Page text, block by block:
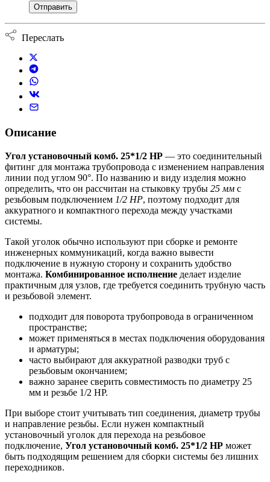
Переслать
Описание
Угол установочный комб. 25*1/2 НР — это соединительный
фитинг для монтажа трубопровода с изменением направления
линии под углом 90°. По названию и виду изделия можно
определить, что он рассчитан на стыковку трубы 25 мм с
резьбовым подключением 1/2 НР, поэтому подходит для
аккуратного и компактного перехода между участками
системы.
Такой уголок обычно используют при сборке и ремонте
инженерных коммуникаций, когда важно вывести
подключение в нужную сторону и сохранить удобство
монтажа. Комбинированное исполнение делает изделие
практичным для узлов, где требуется соединить трубную часть
и резьбовой элемент.
подходит для поворота трубопровода в ограниченном
пространстве;
может применяться в местах подключения оборудования
и арматуры;
часто выбирают для аккуратной разводки труб с
резьбовым окончанием;
важно заранее сверить совместимость по диаметру 25
мм и резьбе 1/2 НР.
При выборе стоит учитывать тип соединения, диаметр трубы
и направление резьбы. Если нужен компактный
установочный уголок для перехода на резьбовое
подключение, Угол установочный комб. 25*1/2 НР может
быть подходящим решением для сборки системы без лишних
переходников.